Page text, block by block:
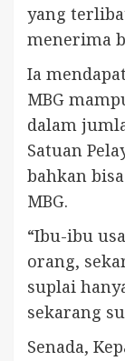
yang
menerima
Ia
MBG
dalam
Satuan
bahkan
MBG.
“Ibu-ibu
orang,
suplai
sekarang
Senada,